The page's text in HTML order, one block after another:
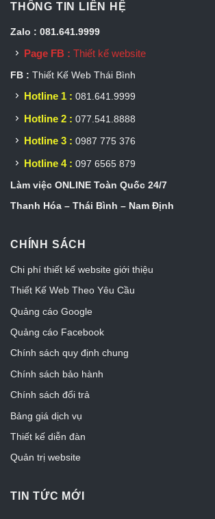
THÔNG TIN LIÊN HỆ
Zalo : 081.641.9999
Page FB : Thiết kế website
FB : Thiết Kế Web Thái Bình
Hotline 1 : 081.641.9999
Hotline 2 : 077.541.8888
Hotline 3 : 0987 775 376
Hotline 4 : 097 6565 879
Làm việc ONLINE Toàn Quốc 24/7
Thanh Hóa – Thái Bình – Nam Định
CHÍNH SÁCH
Chi phí thiết kế website giới thiệu
Thiết Kế Web Theo Yêu Cầu
Quảng cáo Google
Quảng cáo Facebook
Chính sách quy định chung
Chính sách bảo hành
Chính sách đổi trả
Bảng giá dịch vụ
Thiết kế diễn đàn
Quản trị website
TIN TỨC MỚI